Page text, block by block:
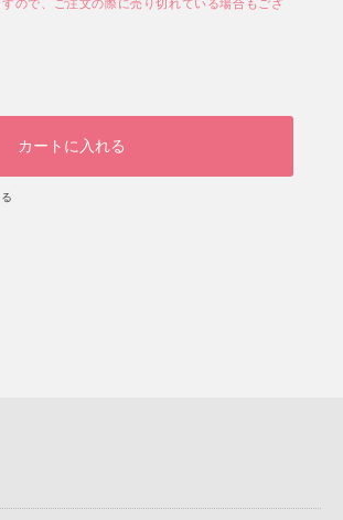
ので、ご注文の際に売り切れている場合もござ